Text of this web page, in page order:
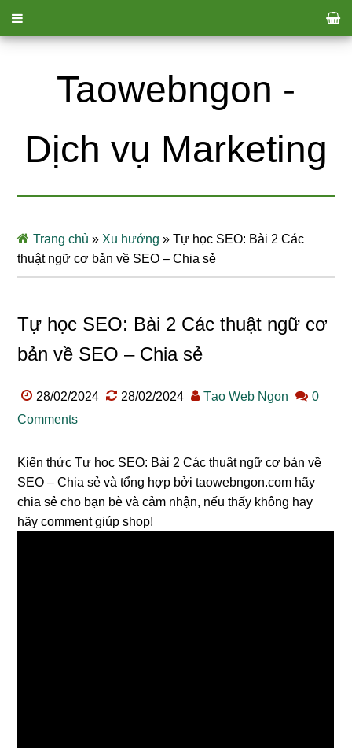
Taowebngon -
Dịch vụ Marketing
Trang chủ » Xu hướng »Tự học SEO: Bài 2 Các
thuật ngữ cơ bản về SEO – Chia sẻ
Tự học SEO: Bài 2 Các thuật ngữ cơ
bản về SEO – Chia sẻ
28/02/2024 28/02/2024 Tạo Web Ngon
0
Comments
Kiến thức Tự học SEO: Bài 2 Các thuật ngữ cơ bản về
SEO – Chia sẻ và tổng hợp bởi taowebngon.com hãy
chia sẻ cho bạn bè và cảm nhận, nếu thấy không hay
hãy comment giúp shop!